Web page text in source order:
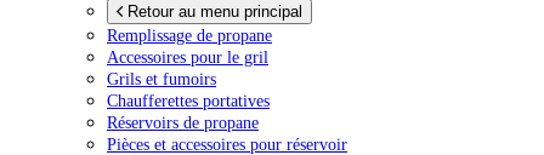
Retour au menu principal
Remplissage de propane
Accessoires pour le gril
Grils et fumoirs
Chaufferettes portatives
Réservoirs de propane
Pièces et accessoires pour réservoir